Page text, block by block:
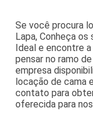
Se você procura
Lapa, Conheça
Ideal e encontre
pensar no ramo
empresa
locação de cama
contato para
oferecida para